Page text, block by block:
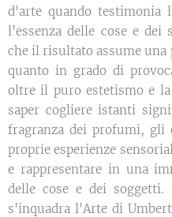
d'arte quando testimonia
l'essenza delle cose e
che il risultato assume
quanto in grado di
oltre il puro estetismo e
saper cogliere istanti
fragranza dei profumi,
proprie esperienze
e rappresentare in una
delle cose e dei
s'inquadra l'Arte di